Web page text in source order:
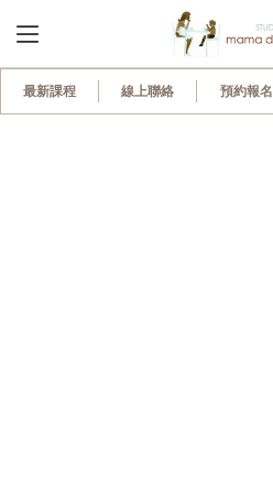
最新課程 線上聯絡 預約報名